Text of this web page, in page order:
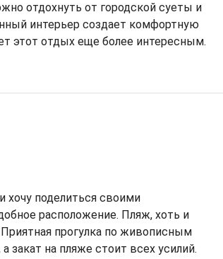
отдохнуть от городской суеты и
интерьер создает комфортную
этот отдых еще более интересным.
хочу поделиться своими
расположение. Пляж, хоть и
прогулка по живописным
закат на пляже стоит всех усилий.